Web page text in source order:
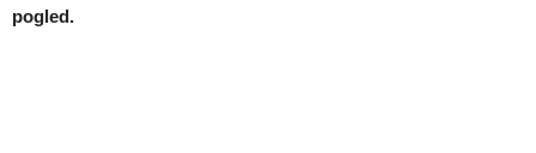
pogled.